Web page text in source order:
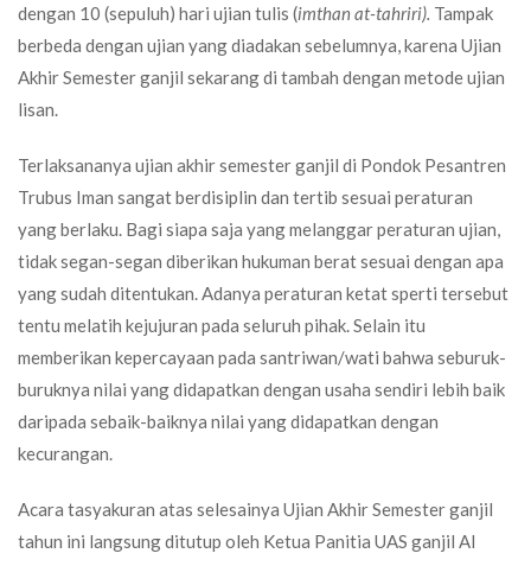
dengan 10 (sepuluh) hari ujian tulis (imthan at-tahriri). Tampak
berbeda dengan ujian yang diadakan sebelumnya, karena Ujian
Akhir Semester ganjil sekarang di tambah dengan metode ujian
lisan.
Terlaksananya ujian akhir semester ganjil di Pondok Pesantren
Trubus Iman sangat berdisiplin dan tertib sesuai peraturan
yang berlaku. Bagi siapa saja yang melanggar peraturan ujian,
tidak segan-segan diberikan hukuman berat sesuai dengan apa
yang sudah ditentukan. Adanya peraturan ketat sperti tersebut
tentu melatih kejujuran pada seluruh pihak. Selain itu
memberikan kepercayaan pada santriwan/wati bahwa seburuk-
buruknya nilai yang didapatkan dengan usaha sendiri lebih baik
daripada sebaik-baiknya nilai yang didapatkan dengan
kecurangan.
Acara tasyakuran atas selesainya Ujian Akhir Semester ganjil
tahun ini langsung ditutup oleh Ketua Panitia UAS ganjil Al